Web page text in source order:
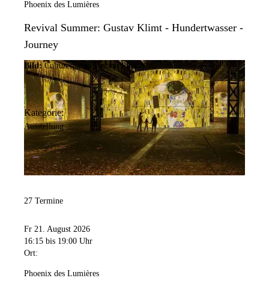
Phoenix des Lumières
Revival Summer: Gustav Klimt - Hundertwasser -
Journey
Bild: Culturespaces/Vincent Pinson
Kategorie:
Ausstellung
27 Termine
Fr 21. August 2026
16:15 bis 19:00 Uhr
Ort:
Phoenix des Lumières